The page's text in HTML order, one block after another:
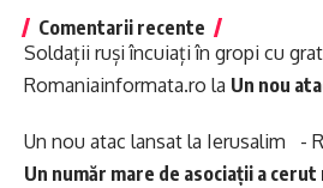
Comentarii recente
Soldații ruși încuiați în gropi cu
Romaniainformata.ro la Un nou
Un nou atac lansat la Ierusalim -
Un număr mare de asociații a